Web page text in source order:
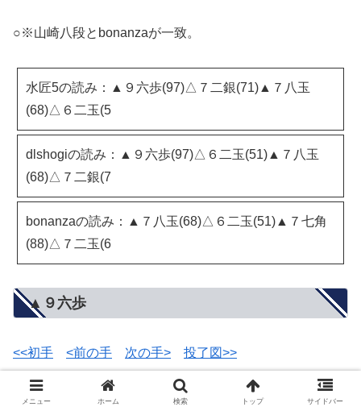
○※山崎八段とbonanzaが一致。
水匠5の読み：▲９六歩(97)△７二銀(71)▲７八玉
(68)△６二玉(5
dlshogiの読み：▲９六歩(97)△６二玉(51)▲７八玉
(68)△７二銀(7
bonanzaの読み：▲７八玉(68)△６二玉(51)▲７七角
(88)△７二玉(6
▲９六歩
<<初手 <前の手 次の手> 投了図>>
メニュー ホーム 検索 トップ サイドバー